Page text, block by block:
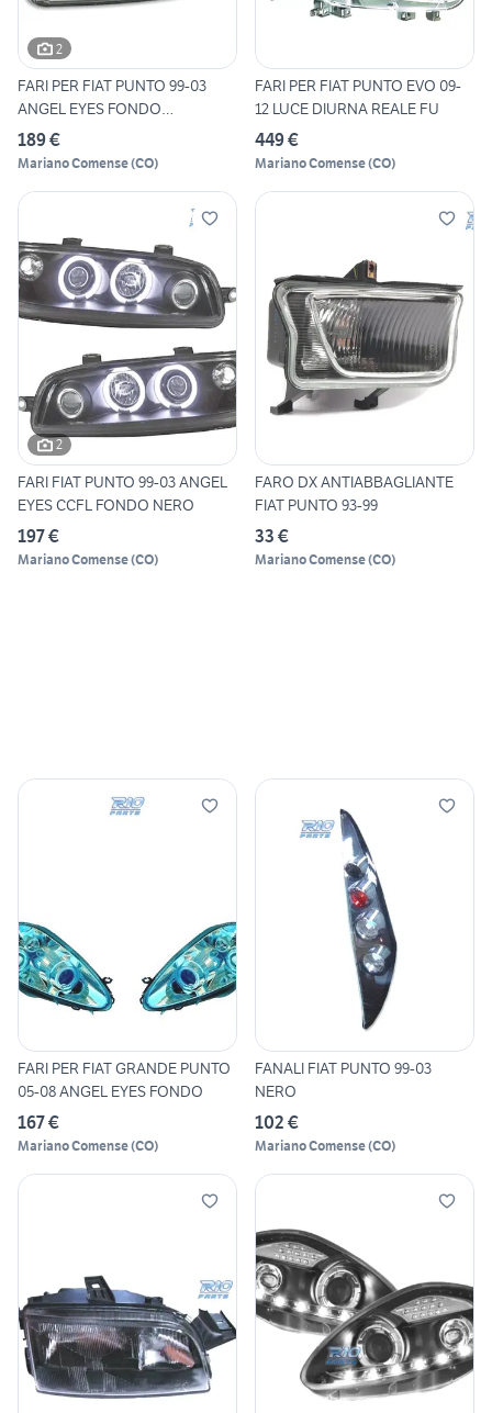
2
FARI PER FIAT PUNTO 99-03
ANGEL EYES FONDO
CROMATO
189 €
Mariano Comense(CO)
FARI PER FIAT PUNTO EVO 09-
12 LUCE DIURNA REALE FU
449 €
Mariano Comense(CO)
2
FARI FIAT PUNTO 99-03 ANGEL
EYES CCFL FONDO NERO
197 €
Mariano Comense(CO)
FARO DX ANTIABBAGLIANTE
FIAT PUNTO 93-99
33 €
Mariano Comense(CO)
FARI PER FIAT GRANDE PUNTO
05-08 ANGEL EYES FONDO
167 €
Mariano Comense(CO)
FANALI FIAT PUNTO 99-03
NERO
102 €
Mariano Comense(CO)